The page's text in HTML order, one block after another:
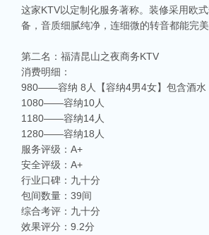
这家KTV以定制化服务著称。装修采用欧
备，音质细腻纯净，连细微的转音都能完美
第二名：福清昆山之夜商务KTV
消费明细：
980——容纳 8人【容纳4男4女】包含酒水
1080——容纳10人
1180——容纳14人
1280——容纳18人
服务评级：A+
安全评级：A+
行业口碑：九十分
包间数量：39间
综合考评：九十分
效果评分：9.2分